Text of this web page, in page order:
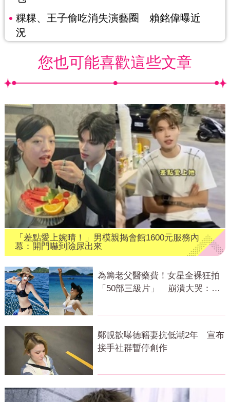
粿粿、王子偷吃消失演藝圈 賴銘偉曝近
況
您也可能喜歡這些文章
「差點愛上婉晴！」男模親揭會館1600元服務內
幕：開門嚇到險尿出來
為籌老父醫藥費！女星全裸狂拍
「50部三級片」 崩潰大哭：沒
鄭靚歆曝德籍妻抗低潮2年 宣布
接手社群暫停創作